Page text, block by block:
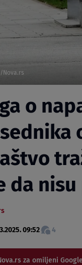
Nova.rs
o
da
09:52 4
za omiljeni